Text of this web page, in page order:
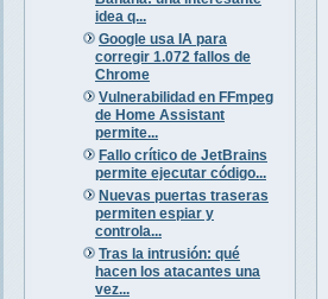
idea q...
Google usa IA para
corregir 1.072 fallos de
Chrome
Vulnerabilidad en FFmpeg
de Home Assistant
permite...
Fallo crítico de JetBrains
permite ejecutar código...
Nuevas puertas traseras
permiten espiar y
controla...
Tras la intrusión: qué
hacen los atacantes una
vez...